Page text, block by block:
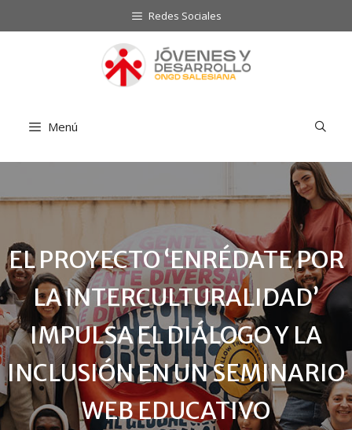
al
Redes Sociales
Menú
EL PROYECTO ‘ENRÉDATE POR
LA INTERCULTURALIDAD’
IMPULSA EL DIÁLOGO Y LA
INCLUSIÓN EN UN SEMINARIO
WEB EDUCATIVO